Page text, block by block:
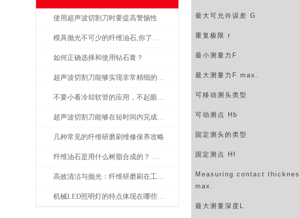
使用超声波切割刀时要提高警惕性
模具抛光不可少的纤维油石,你了解多少呢？
如何正确选择和使用钻石膏？
超声波切割刀能够实现非常精细的切割
不要小看冷却软管的应用，不起眼用处却很大！
超声波切割刀能够在短时间内完成高精度的切割操作
几种常见的纤维研磨刷维修保养攻略
纤维油石是用什么树脂合成的？ 为什么这么贵？
高效清洁与抛光：纤维研磨刷在工业中的重要作用
机械LED照明灯的特点体现在哪些方面？
最大可允许误差 G
重复极限 r
最小测量力 F
最大测量力 F max.
可移动测头类型
可动测点 Hb
固定测头的类型
固定测点 Hf
Measuring contact
max.
最大测量深度 L